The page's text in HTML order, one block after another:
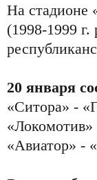
На стадионе
(1998-1999 г.
20 января
«Ситора» -
«Локомотив»
«Авиатор» -